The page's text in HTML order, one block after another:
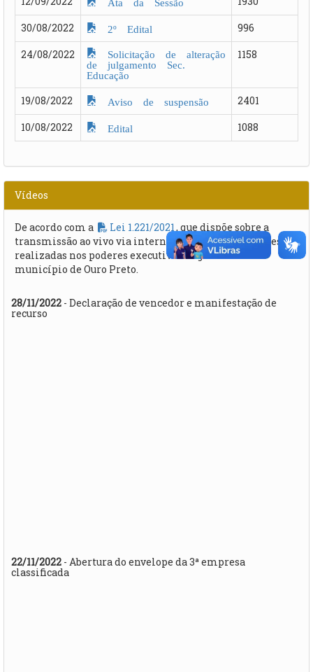
30/08/2022
2º Edital
996
24/08/2022
Solicitação de alteração
de julgamento Sec.
Educação
1158
19/08/2022 Aviso de suspensão
2401
10/08/2022
Edital 1088
Vídeos
De acordo com a Lei 1.221/2021 , que dispõe sobre a
transmissão ao vivo via internet de todas as licitações
realizadas nos poderes executivo e legislativo do
município de Ouro Preto.
28/11/2022 - Declaração de vencedor e manifestação de
recurso
22/11/2022 - Abertura do envelope da 3ª empresa
classificada